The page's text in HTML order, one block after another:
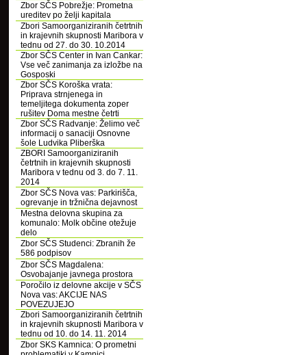
Zbor SČS Pobrežje: Prometna
ureditev po želji kapitala
Zbori Samoorganiziranih četrtnih
in krajevnih skupnosti Maribora v
tednu od 27. do 30. 10.2014
Zbor SČS Center in Ivan Cankar:
Vse več zanimanja za izložbe na
Gosposki
Zbor SČS Koroška vrata:
Priprava strnjenega in
temeljitega dokumenta zoper
rušitev Doma mestne četrti
Zbor SČS Radvanje: Želimo več
informacij o sanaciji Osnovne
šole Ludvika Pliberška
ZBORI Samoorganiziranih
četrtnih in krajevnih skupnosti
Maribora v tednu od 3. do 7. 11.
2014
Zbor SČS Nova vas: Parkirišča,
ogrevanje in tržnična dejavnost
Mestna delovna skupina za
komunalo: Molk občine otežuje
delo
Zbor SČS Studenci: Zbranih že
586 podpisov
Zbor SČS Magdalena:
Osvobajanje javnega prostora
Poročilo iz delovne akcije v SČS
Nova vas: AKCIJE NAS
POVEZUJEJO
Zbori Samoorganiziranih četrtnih
in krajevnih skupnosti Maribora v
tednu od 10. do 14. 11. 2014
Zbor SKS Kamnica: O prometni